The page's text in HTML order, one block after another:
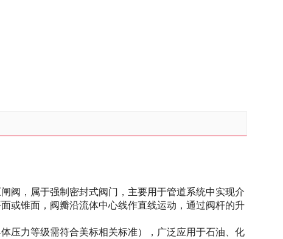
阀，属于强制密封式阀门，主要用于管道系统中实现介
或锥面，阀瓣沿流体中心线作直线运动，通过阀杆的升
压力等级需符合美标相关标准），广泛应用于石油、化